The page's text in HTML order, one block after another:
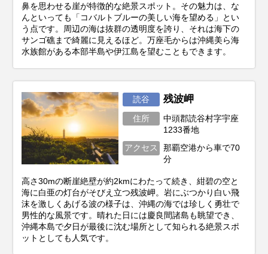
鼻を思わせる崖が特徴的な絶景スポット。その魅力は、な
んといっても「コバルトブルーの美しい海を望める」とい
う点です。周辺の海は抜群の透明度を誇り、それは海下の
サンゴ礁まで綺麗に見えるほど。万座毛からは沖縄美ら海
水族館がある本部半島や伊江島を望むこともできます。
読谷 残波岬
住所
中頭郡読谷村字宇座
1233番地
アクセス
那覇空港から車で70
分
高さ30mの断崖絶壁が約2kmにわたって続き、紺碧の空と
海に白亜の灯台がそびえ立つ残波岬。岩にぶつかり白い飛
沫を激しくあげる波の様子は、沖縄の海では珍しく勇壮で
男性的な風景です。晴れた日には慶良間諸島も眺望でき、
沖縄本島で夕日が最後に沈む場所として知られる絶景スポ
ットとしても人気です。